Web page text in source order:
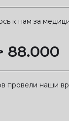
к нам за
88.000
провели наши